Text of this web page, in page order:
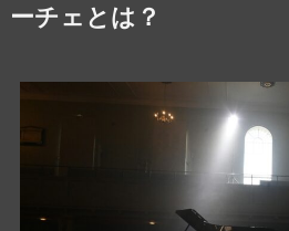
ーチェとは？